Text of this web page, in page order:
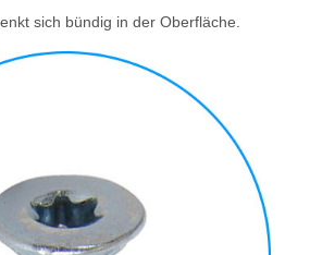
sich bündig in der Oberfläche.